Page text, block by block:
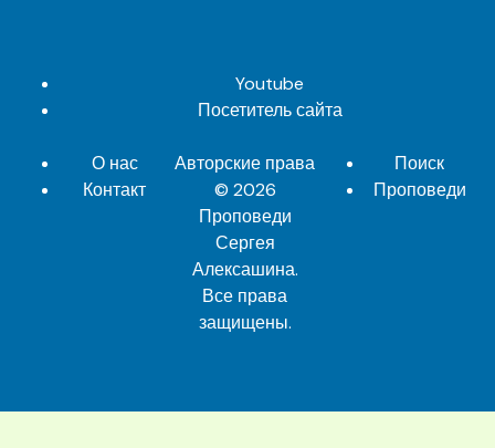
Youtube
Посетитель сайта
О нас
Контакт
Авторские права
© 2026
Проповеди
Сергея
Алексашина.
Все права
защищены.
Поиск
Проповеди